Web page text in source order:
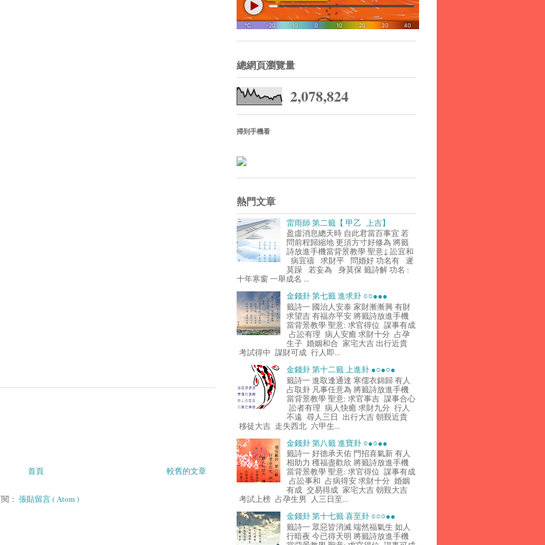
較舊的文章
首頁
： 張貼留言 ( Atom )
總網頁瀏覽量
2,078,824
掃到手機看
熱門文章
雷雨師 第二籤【 甲乙 上吉】
盈虛消息總天時 自此君當百事宜 若
問前程歸縮地 更須方寸好修為 將籤
詩放進手機當背景教學 聖意↓ 訟宜和
病宜禱 求財平 問婚好 功名有 遲
莫躁 若妄為 身莫保 籤詩解 功名 :
十年寒窗 一舉成名 ...
金錢卦 第七籤 進求卦 ○○●●●
籤詩一 國治人安泰 家財漸漸興 有財
求望吉 有福亦平安 將籤詩放進手機
當背景教學 聖意: 求官得位 謀事有成
占訟有理 病人安癒 求財十分 占孕
生子 婚姻和合 家宅大吉 出行近貴
考試得中 謀財可成 行人即...
金錢卦 第十二籤 上進卦 ●○●○●
籤詩一 進取逢通達 寒儒衣錦歸 有人
占取卦 凡事任意為 將籤詩放進手機
當背景教學 聖意: 求官事吉 謀事合心
訟者有理 病人快癒 求財九分 行人
不遠 尋人三日 出行大吉 朝覲近貴
移徒大吉 走失西北 六甲生...
金錢卦 第八籤 進寶卦 ○●○●●
籤詩一 好德承天佑 門招喜氣新 有人
相助力 穫福盡歡欣 將籤詩放進手機
當背景教學 聖意: 求官得位 謀事有成
占訟事和 占病得安 求財十分 婚姻
有成 交易得成 家宅大吉 朝覲大吉
考試上榜 占孕生男 人三日至...
金錢卦 第十七籤 喜至卦 ○○○●●
籤詩一 眾惡皆消滅 端然福氣生 如人
行暗夜 今已得天明 將籤詩放進手機